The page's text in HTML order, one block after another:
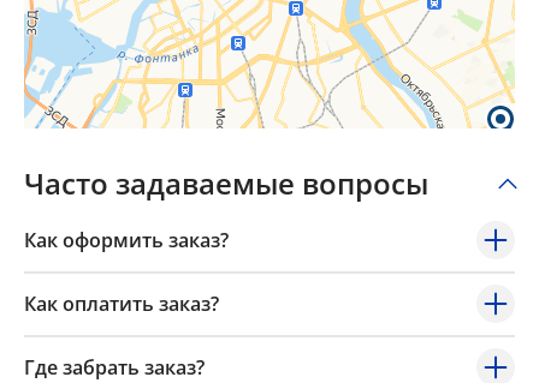
Часто задаваемые вопросы
Как оформить заказ?
Как оплатить заказ?
Где забрать заказ?